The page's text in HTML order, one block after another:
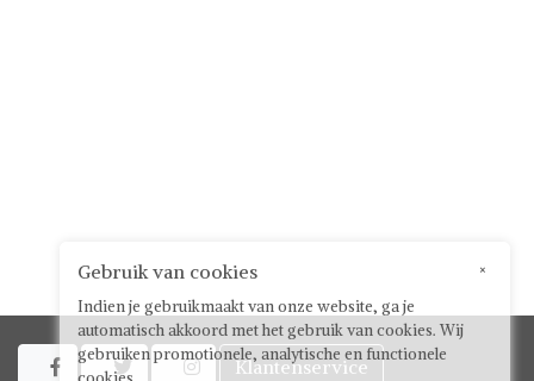
   Klantenservice
×
Gebruik van cookies
Indien je gebruikmaakt van onze website, ga je
automatisch akkoord met het gebruik van cookies. Wij
gebruiken promotionele, analytische en functionele